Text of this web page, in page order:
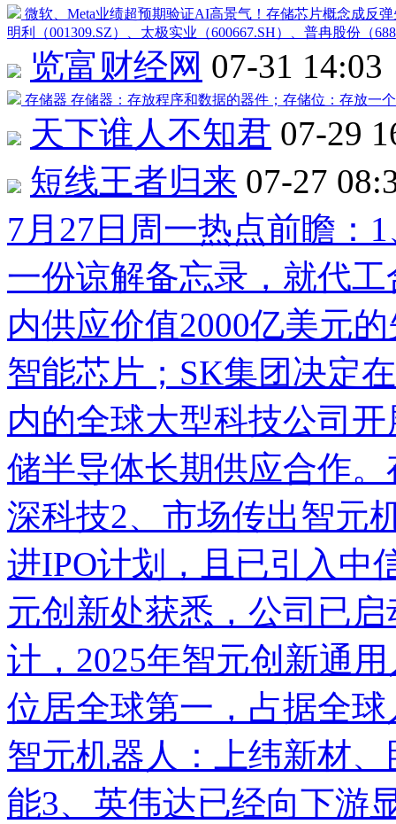
微软、Meta业绩超预期验证AI高景气！存储芯片概念成反
明利
（001309.SZ）、 太极实业 （600667.SH）、 普冉股份 （
览富财经网 07-31 14:03
存储器 存储器：存放程序和数据的器件；存储位：存放一
天下谁人不知君 07-29
短线王者归来 07-27
7月27日周一热点前瞻：
一份谅解备忘录，就代
内供应价值2000亿美元
智能芯片；SK集团决定
内的全球大型科技公司
储半导体长期供应合作。
深科技2、市场传出智元
进IPO计划，且已引入 中
元创新处获悉，公司已
计，2025年智元创新通
位居全球第一，占据全球
智元机器人 ： 上纬新材、
能3、英伟达已经向下游